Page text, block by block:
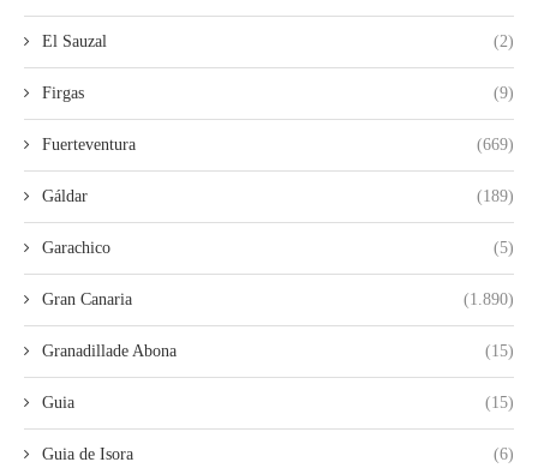
El Sauzal (2)
Firgas (9)
Fuerteventura (669)
Gáldar (189)
Garachico (5)
Gran Canaria (1.890)
Granadillade Abona (15)
Guia (15)
Guia de Isora (6)